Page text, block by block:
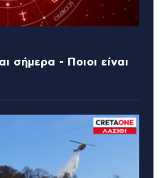
σήμερα - Ποιοι είναι